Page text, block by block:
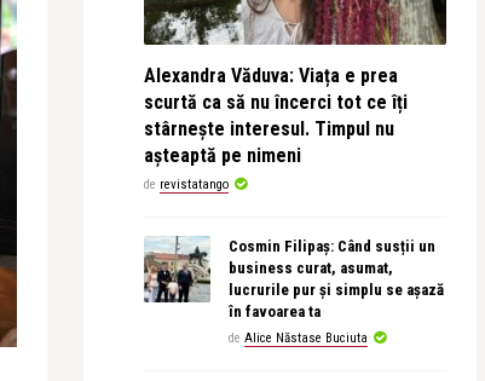
Alexandra Văduva: Viața e prea
scurtă ca să nu încerci tot ce îți
stârnește interesul. Timpul nu
așteaptă pe nimeni
de revistatango
Cosmin Filipaș: Când susții un
business curat, asumat,
lucrurile pur și simplu se așază
în favoarea ta
de Alice Năstase Buciuta